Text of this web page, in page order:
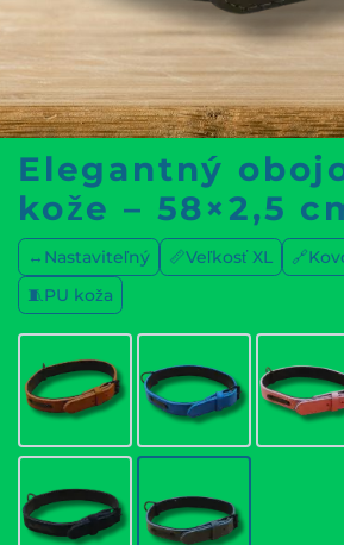
Elegantný
kože – 58×2,5
↔️Nastaviteľný 📏Veľkosť XL
🧵PU koža